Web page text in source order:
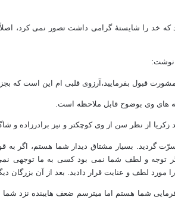
که خد را شایستۀ گرامی داشت تصور نمی کرد،
نوشت:
مشورت قبول بفرمایید،آرزوی قلبی ام این است که
های وی بوضوح قابل ملاحظه است.
زکریا از نظر سن از وی کوچکتر و نیز برادرزاده و
گردید. بسیار مشتاق دیدار شما هستم، اگر به
توجه و لطف شما نمی بود کسی به ما توجهی نمی
مورد لطف و عنایت قرار دادید. بعد از آن بزرگان
شما هستم اما میترسم ضعف هایبنده نزد شما